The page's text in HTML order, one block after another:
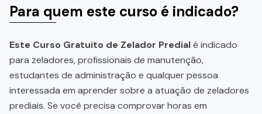
Para quem este curso é indicado?
Este Curso Gratuito de Zelador Predialé indicado
para zeladores, profissionais de manutenção,
estudantes de administração e qualquer pessoa
interessada em aprender sobre a atuação de zeladores
prediais. Se você precisa comprovar horas em